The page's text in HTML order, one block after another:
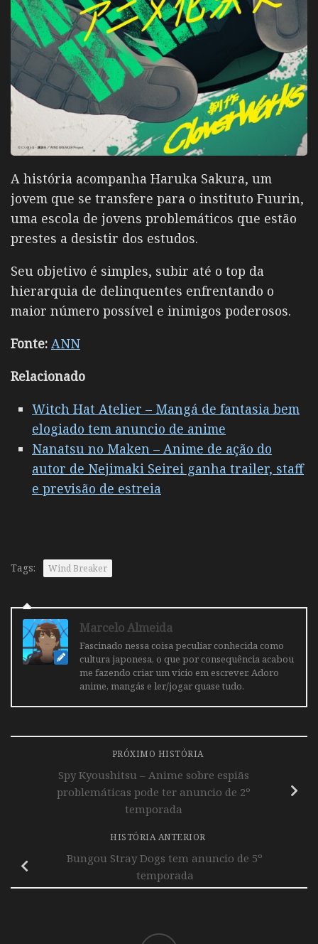
A história acompanha Haruka Sakura, um
jovem que se transfere para o instituto Fuurin,
uma escola de jovens problemáticos que estão
prestes a desistir dos estudos.
Seu objetivo é simples, subir até o top da
hierarquia de delinquentes enfrentando o
maior número possível e inimigos poderosos.
Fonte: ANN
Relacionado
Witch Hat Atelier – Mangá de fantasia bem
elogiado tem anuncio de anime
Nanatsu no Maken – Anime de ação do
autor de Nejimaki Seirei ganha trailer, staff
e previsão de estreia
Tags: Wind Breaker
Marcelo Almeida
Fascinado nessa coisa peculiar conhecida como
cultura japonesa, o que por consequência acabou
me fazendo criar um vicio em escrever. Adoro
anime, mangás e ler/jogar quase tudo.
PRÓXIMO HISTÓRIA
Spy Kyoushitsu – Anime sobre espiãs
problemáticas pode ter anuncio de 2º
temporada
HISTÓRIA ANTERIOR
Bungou Stray Dogs tem anuncio de 5º
temporada